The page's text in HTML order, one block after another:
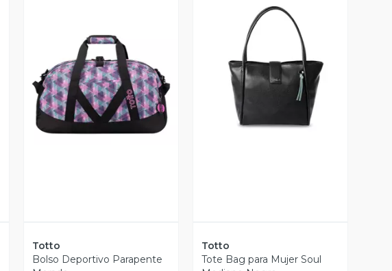
Vista Previa
Totto
Bolso Deportivo Parapente
Vista Previa
Totto
Tote Bag para Mujer Soul